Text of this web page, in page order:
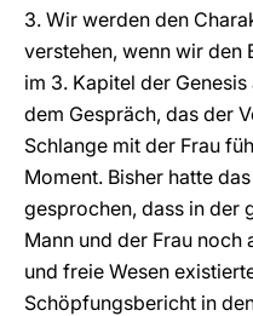
3. Wir werden den
verstehen, wenn wir den
im 3. Kapitel der
dem Gespräch, das der
Schlange mit der Frau
Moment. Bisher hatte
gesprochen, dass in der
Mann und der Frau
und freie Wesen
Schöpfungsbericht in